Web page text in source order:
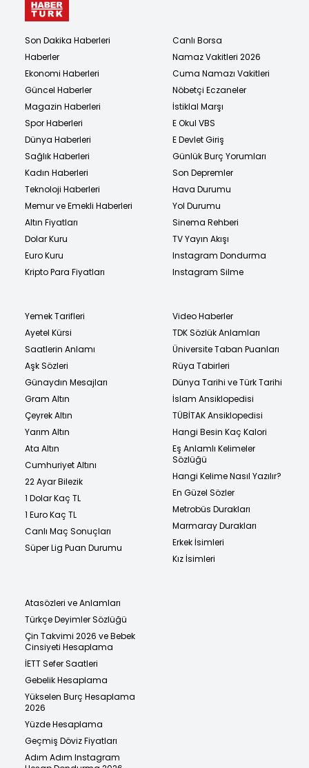
Son Dakika Haberleri
Haberler
Ekonomi Haberleri
Güncel Haberler
Magazin Haberleri
Spor Haberleri
Dünya Haberleri
Sağlık Haberleri
Kadın Haberleri
Teknoloji Haberleri
Memur ve Emekli Haberleri
Altın Fiyatları
Dolar Kuru
Euro Kuru
Kripto Para Fiyatları
Canlı Borsa
Namaz Vakitleri 2026
Cuma Namazı Vakitleri
Nöbetçi Eczaneler
İstiklal Marşı
E Okul VBS
E Devlet Giriş
Günlük Burç Yorumları
Son Depremler
Hava Durumu
Yol Durumu
Sinema Rehberi
TV Yayın Akışı
Instagram Dondurma
Instagram Silme
Yemek Tarifleri
Ayetel Kürsi
Saatlerin Anlamı
Aşk Sözleri
Günaydın Mesajları
Gram Altın
Çeyrek Altın
Yarım Altın
Ata Altın
Cumhuriyet Altını
22 Ayar Bilezik
1 Dolar Kaç TL
1 Euro Kaç TL
Canlı Maç Sonuçları
Süper Lig Puan Durumu
Video Haberler
TDK Sözlük Anlamları
Üniversite Taban Puanları
Rüya Tabirleri
Dünya Tarihi ve Türk Tarihi
İslam Ansiklopedisi
TÜBİTAK Ansiklopedisi
Hangi Besin Kaç Kalori
Eş Anlamlı Kelimeler
Sözlüğü
Hangi Kelime Nasıl Yazılır?
En Güzel Sözler
Metrobüs Durakları
Marmaray Durakları
Erkek İsimleri
Kız İsimleri
Atasözleri ve Anlamları
Türkçe Deyimler Sözlüğü
Çin Takvimi 2026 ve Bebek
Cinsiyeti Hesaplama
İETT Sefer Saatleri
Gebelik Hesaplama
Yükselen Burç Hesaplama
2026
Yüzde Hesaplama
Geçmiş Döviz Fiyatları
Adım Adım Instagram